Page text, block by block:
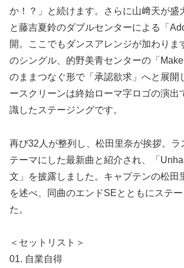
か！？」と続けます。さらに山﨑天が盛
と藤吉夏鈴のダブルセンターによる「
開。ここでもダンスアレンジが加わりま
のシングル、的野美青センターの「
のままつなぐ形で「承認欲求」へと展開
ースクリーンは終始ローマ字ロゴの演出
識したステージングです。
再び32人が整列し、松田里奈が挨拶。ラ
テーマにした最新曲と紹介され、「
文」を披露しました。キャプテンの松田
を述べ、同曲のエンドSEとともにステ
た。
＜セットリスト＞
01. 自業自得